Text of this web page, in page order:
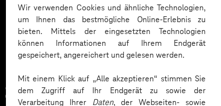
Wir verwenden Cookies und ähnliche Technologien,
um Ihnen das bestmögliche Online-Erlebnis zu
bieten. Mittels der eingesetzten Technologien
können Informationen auf Ihrem Endgerät
gespeichert, angereichert und gelesen werden.
Mit einem Klick auf „Alle akzeptieren“ stimmen Sie
dem Zugriff auf Ihr Endgerät zu sowie der
Verarbeitung Ihrer Daten, der Webseiten- sowie
Mehr laden
Zahlreiche Unternehmen